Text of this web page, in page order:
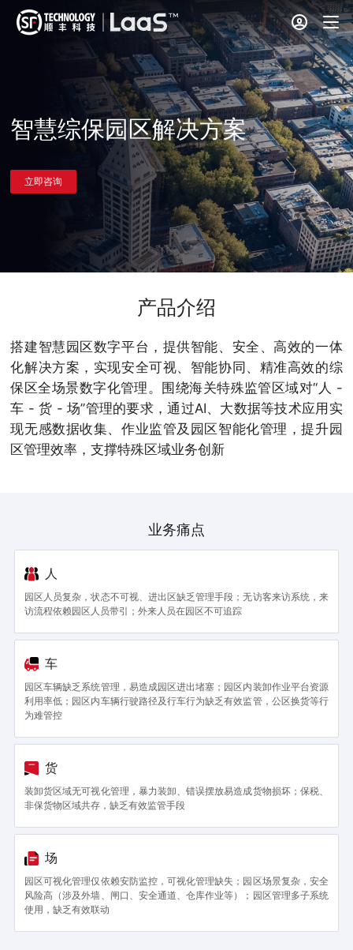
智慧综保园区解决方案
立即咨询
产品介绍
搭建智慧园区数字平台，提供智能、安全、高效的一体
化解决方案，实现安全可视、智能协同、精准高效的综
保区全场景数字化管理。围绕海关特殊监管区域对“人 -
车 - 货 - 场”管理的要求，通过AI、大数据等技术应用实
现无感数据收集、作业监管及园区智能化管理，提升园
区管理效率，支撑特殊区域业务创新
业务痛点
人
园区人员复杂，状态不可视、进出区缺乏管理手段；无访客来访系统，来
访流程依赖园区人员带引；外来人员在园区不可追踪
车
园区车辆缺乏系统管理，易造成园区进出堵塞；园区内装卸作业平台资源
利用率低；园区内车辆行驶路径及行车行为缺乏有效监管，公区换货等行
为难管控
货
装卸货区域无可视化管理，暴力装卸、错误摆放易造成货物损坏；保税、
非保货物区域共存，缺乏有效监管手段
场
园区可视化管理仅依赖安防监控，可视化管理缺失；园区场景复杂，安全
风险高（涉及外墙、闸口、安全通道、仓库作业等）；园区管理多子系统
使用，缺乏有效联动